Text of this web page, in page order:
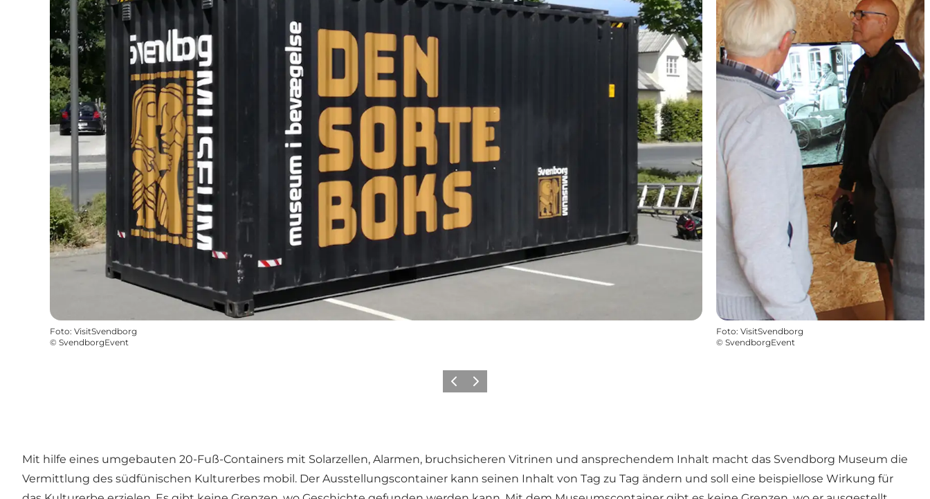
Foto: VisitSvendborg
© SvendborgEvent
Foto: VisitSvendborg
© SvendborgEvent
Vorherige Folie
Nächste Folie
Mit hilfe eines umgebauten 20-Fuß-Containers mit Solarzellen, Alarmen, bruchsicheren Vitrinen und ansprechendem Inhalt macht das Svendborg Museum die
Vermittlung des südfünischen Kulturerbes mobil. Der Ausstellungscontainer kann seinen Inhalt von Tag zu Tag ändern und soll eine beispiellose Wirkung für